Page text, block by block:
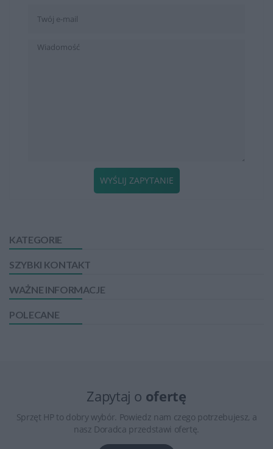
KATEGORIE
SZYBKI KONTAKT
WAŻNE INFORMACJE
POLECANE
WYŚLIJ ZAPYTANIE
Zapytaj o ofertę
Sprzęt HP to dobry wybór. Powiedz nam czego potrzebujesz, a
nasz Doradca przedstawi ofertę.